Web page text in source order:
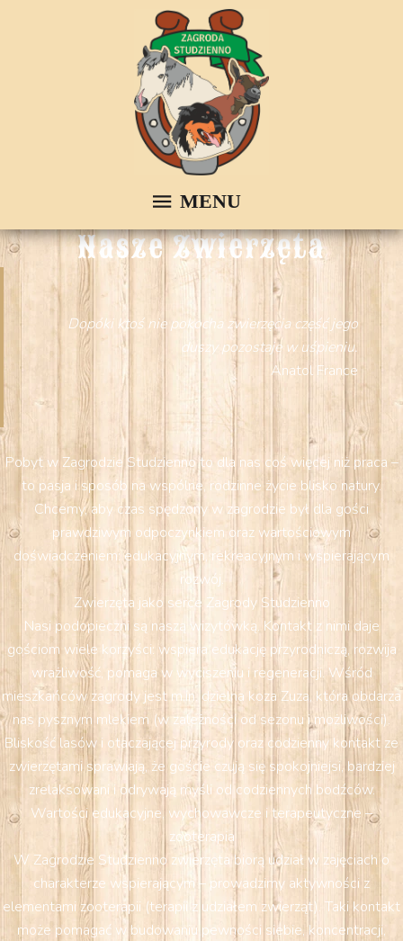
Nasze Zwierzęta
Dopóki ktoś nie pokocha zwierzęcia część jego
duszy pozostaje w uśpieniu.
Anatol France
Pobyt w Zagrodzie Studzienno to dla nas coś więcej niż praca –
to pasja i sposób na wspólne, rodzinne życie blisko natury.
Chcemy, aby czas spędzony w zagrodzie był dla gości
prawdziwym odpoczynkiem oraz wartościowym
doświadczeniem: edukacyjnym, rekreacyjnym i wspierającym
rozwój.
Zwierzęta jako serce Zagrody Studzienno
Nasi podopieczni są naszą wizytówką. Kontakt z nimi daje
gościom wiele korzyści: wspiera edukację przyrodniczą, rozwija
wrażliwość, pomaga w wyciszeniu i regeneracji. Wśród
mieszkańców zagrody jest m.in. dzielna koza Zuza, która obdarza
nas pysznym mlekiem (w zależności od sezonu i możliwości).
Bliskość lasów i otaczającej przyrody oraz codzienny kontakt ze
zwierzętami sprawiają, że goście czują się spokojniejsi, bardziej
zrelaksowani i odrywają myśli od codziennych bodźców.
Wartości edukacyjne, wychowawcze i terapeutyczne –
zooterapia
W Zagrodzie Studzienno zwierzęta biorą udział w zajęciach o
charakterze wspierającym – prowadzimy aktywności z
elementami zooterapii (terapii z udziałem zwierząt). Taki kontakt
może pomagać w budowaniu pewności siebie, koncentracji,